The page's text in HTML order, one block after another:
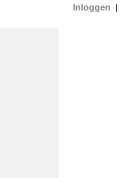
Inloggen |